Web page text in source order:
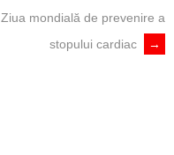
Ziua mondială de prevenire a
stopului cardiac
→